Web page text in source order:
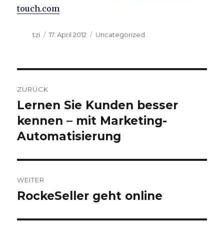
touch.com
Autor
tzi
Veröffentlicht
17. April 2012 Kategorien
Uncategorized
ZURÜCK
Vorheriger
Beitrag:
Lernen Sie Kunden besser
kennen – mit Marketing-
Automatisierung
WEITER
Nächster
RockeSeller geht online